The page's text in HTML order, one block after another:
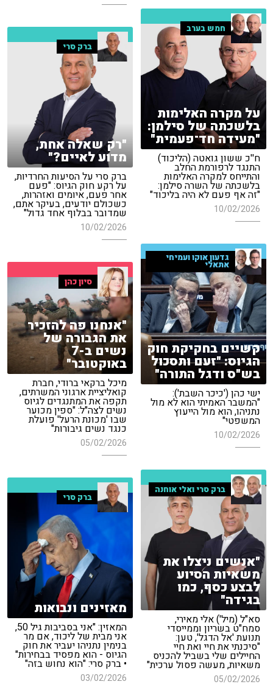
חמש בערב
על מקרה האלימות
בלשכתה של סילמן:
"מעידה חד־פעמית"
ח''כ ששון גואטה (הליכוד)
התנגד לרפורמת החלב
והתייחס למקרה האלימות
בלשכתה של השרה סילמן:
"זה אף פעם לא היה בליכוד"
10/02/2026
ברק סרי
"רק שאלה אחת,
מדוע לאיים?"
ברק סרי על הסיעות החרדיות,
על רקע חוק הגיוס: "פעם
אחר פעם, איומים ואזהרות,
כשכולם יודעים, בעיקר אתם,
שמדובר בבלוף אחד גדול"
10/02/2026
גדעון אוקו ועמיחי
אתאלי
קשיים בחקיקת חוק
הגיוס: "זעם ותסכול
בש"ס ודגל התורה"
ישי כהן ('כיכר השבת'):
"המשבר האמיתי הוא לא מול
נתניהו, הוא מול הייעוץ
המשפטי"
10/02/2026
סיון כהן
"אנחנו פה להזכיר
את הגבורה של
נשים ב-7
באוקטובר"
מיכל ברקאי ברודי, חברת
קואליציית ארגוני המשרתים,
תקפה את המתנגדים לגיוס
נשים לצה"ל: "ספין מכוער
שבו 'מכונת הרעל' פועלת
כנגד נשים גיבורות"
05/02/2026
ברק סרי ואלי אוחנה
"אנשים ניצלו את
משאיות הסיוע
לבצע כסף, כמו
בגידה"
סא"ל (מיל') אלי מאירי,
סמח"ט בשריון וממייסדי
תנועת 'אל הדגל', טען:
"סיכנתי את חיי ואת חיי
החיילים שלי בשביל להכניס
משאיות, מעשה פסול ערכית"
05/02/2026
ברק סרי
מאזינים ונבואות
המאזין: "אני בסביבות גיל 50,
אני מבית של ליכוד, אם מר
בנימין נתניהו יעביר את חוק
הגיוס - הוא מפסיד בבחירות"
• ברק סרי: "הוא נחוש בזה"
03/02/2026